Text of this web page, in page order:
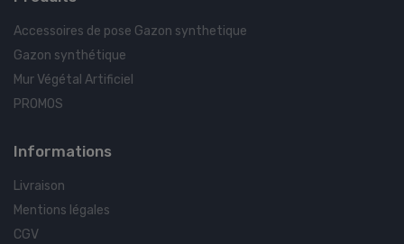
Accessoires de pose Gazon synthetique
Gazon synthétique
Mur Végétal Artificiel
PROMOS
Informations
Livraison
Mentions légales
CGV